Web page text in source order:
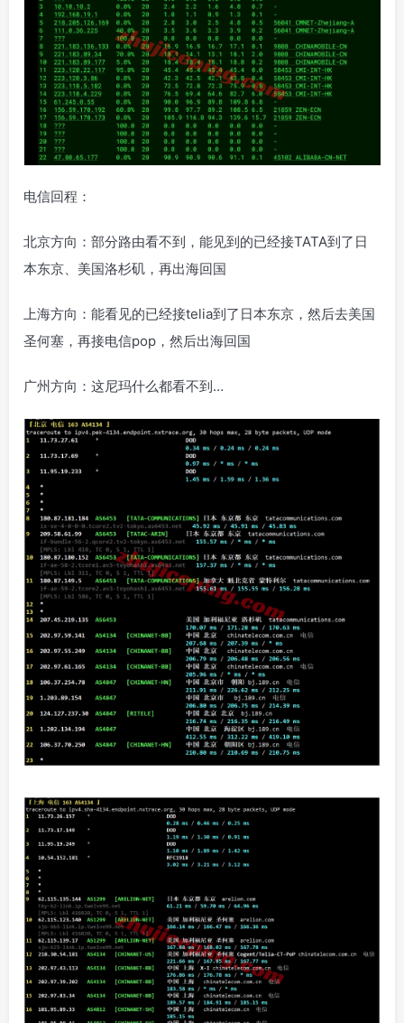
电信回程：
北京方向：部分路由看不到，能见到的已经接TATA到了日
本东京、美国洛杉矶，再出海回国
上海方向：能看见的已经接telia到了日本东京，然后去美国
圣何塞，再接电信pop，然后出海回国
广州方向：这尼玛什么都看不到…